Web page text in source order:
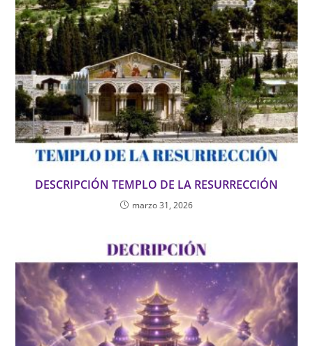
DESCRIPCIÓN TEMPLO DE LA RESURRECCIÓN
marzo 31, 2026